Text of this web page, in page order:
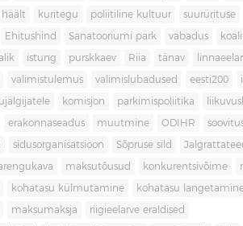
häält kuritegu poliitiline kultuur suurürituse
Ehitushind Sanatooriumi park vabadus
istung purskkaev Riia tänav
valimistulemus valimislubadused eesti200
komisjon parkimispoliitika
erakonnaseadus muutmine ODIHR
sidusorganisatsioon Sõpruse sild
maksutõusud konkurentsivõime
kohatasu külmutamine kohatasu
maksumaksja riigieelarve eraldised